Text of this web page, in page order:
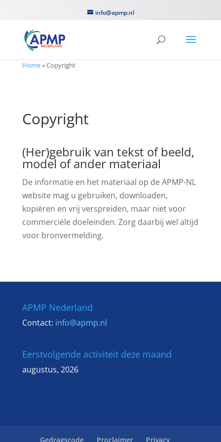
info@apmp.nl
Home»Copyright
Copyright
(Her)gebruik van tekst of beeld,
model of ander materiaal
De informatie en het materiaal op de APMP-NL
website mag u gebruiken, downloaden,
kopiëren en vrij verspreiden, maar niet voor
commerciële doeleinden. Zorg daarbij wel altijd
voor bronvermelding.
APMP Nederland
Contact: info@apmp.nl
Eerstvolgende activiteit deze maand
augustus, 2026
Gedragscode Proclaimer Privacy